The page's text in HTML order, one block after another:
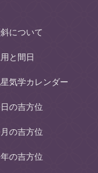
について
と間日
気学カレンダー
の吉方位
の吉方位
の吉方位